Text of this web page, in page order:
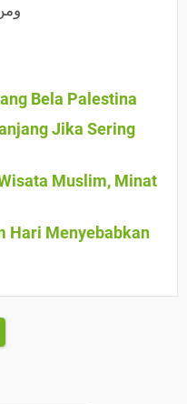
Bela Palestina
Jika Sering
Muslim, Minat
Hari Menyebabkan